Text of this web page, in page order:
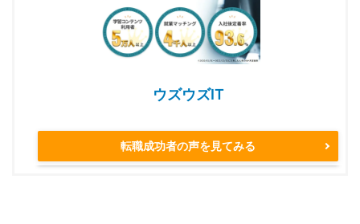
ウズウズIT
転職成功者の声を見てみる